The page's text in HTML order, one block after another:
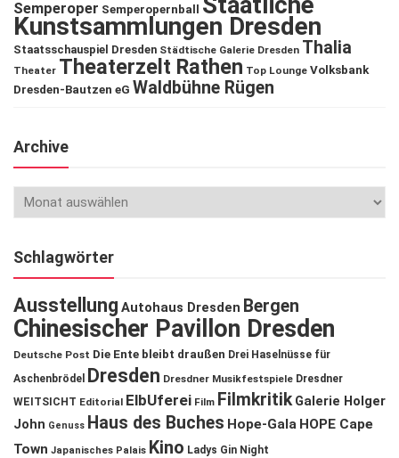
Semperoper Semperopernball
Kunstsammlungen Dresden
Staatsschauspiel Dresden Städtische Galerie Dresden Thalia
Theater Theaterzelt Rathen Top Lounge Volksbank
Dresden-Bautzen eG Waldbühne Rügen
Archive
Schlagwörter
Ausstellung Autohaus Dresden Bergen
Chinesischer Pavillon Dresden
Deutsche Post Die Ente bleibt draußen Drei Haselnüsse für
Aschenbrödel
Dresden Dresdner Musikfestspiele Dresdner
WEITSICHT Editorial ElbUferei Film Filmkritik Galerie Holger
John Genuss Haus des Buches Hope-Gala HOPE Cape
Town Japanisches Palais Kino Ladys Gin Night